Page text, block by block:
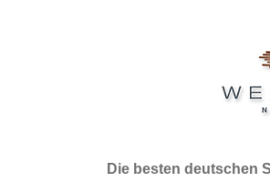
Die besten deutschen